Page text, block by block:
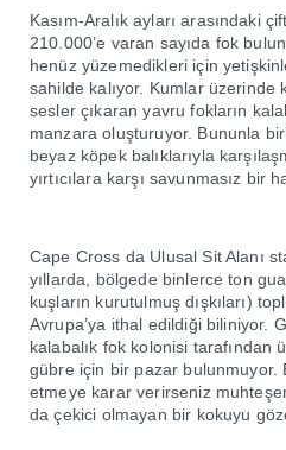
Kasım-Aralık ayları arasındaki
210.000’e varan sayıda fok
henüz yüzemedikleri için
sahilde kalıyor. Kumlar üzerinde
sesler çıkaran yavru fokların
manzara oluşturuyor. Bununla
beyaz köpek balıklarıyla
yırtıcılara karşı savunmasız bir
Cape Cross da Ulusal Sit Alanı
yıllarda, bölgede binlerce ton
kuşların kurutulmuş dışkıları)
Avrupa’ya ithal edildiği biliniyor.
kalabalık fok kolonisi tarafından
gübre için bir pazar bulunmuyor.
etmeye karar verirseniz
da çekici olmayan bir kokuyu